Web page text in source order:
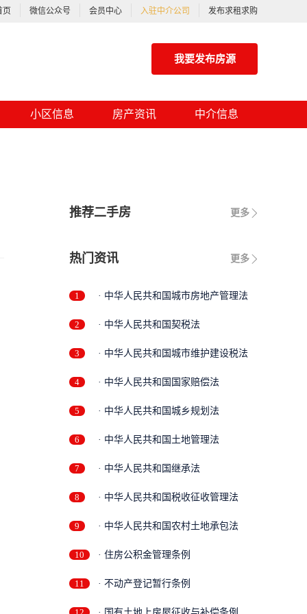
页 微信公众号 会员中心 入驻中介公司 发布求租求购
我要发布房源
小区信息 房产资讯 中介信息
更多
推荐二手房
更多
热门资讯
1 · 中华人民共和国城市房地产管理法
2 · 中华人民共和国契税法
3 · 中华人民共和国城市维护建设税法
4 · 中华人民共和国国家赔偿法
5 · 中华人民共和国城乡规划法
6 · 中华人民共和国土地管理法
7 · 中华人民共和国继承法
8 · 中华人民共和国税收征收管理法
9 · 中华人民共和国农村土地承包法
10 · 住房公积金管理条例
11 · 不动产登记暂行条例